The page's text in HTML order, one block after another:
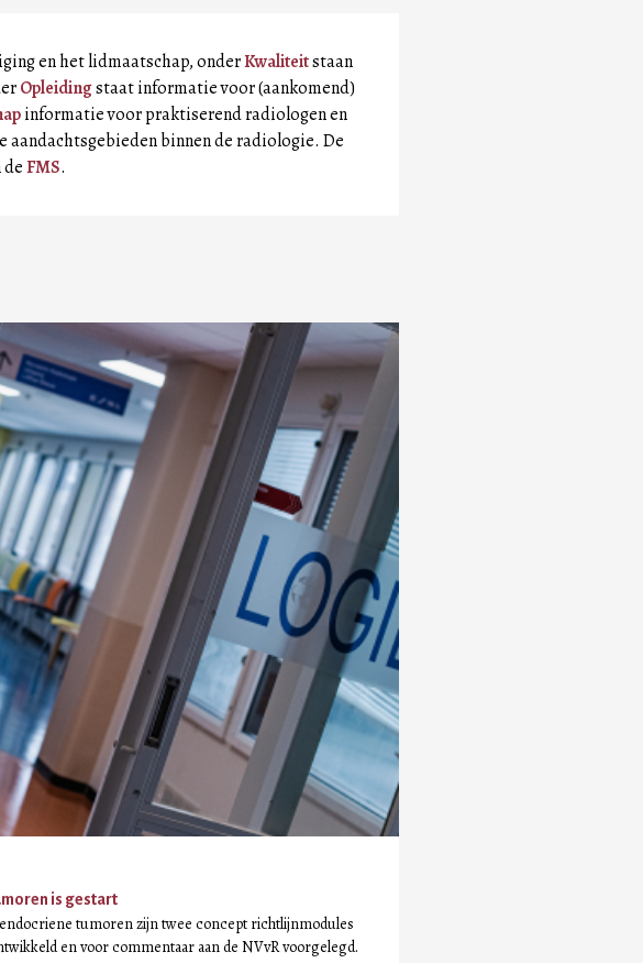
en het lidmaatschap, onderKwaliteitstaan
Opleidingstaat informatie voor (aankomend)
informatie voor praktiserend radiologen en
aandachtsgebieden binnen de radiologie. De
deFMS.
is gestart
tumoren zijn twee concept richtlijnmodules
en voor commentaar aan de NVvR voorgelegd.